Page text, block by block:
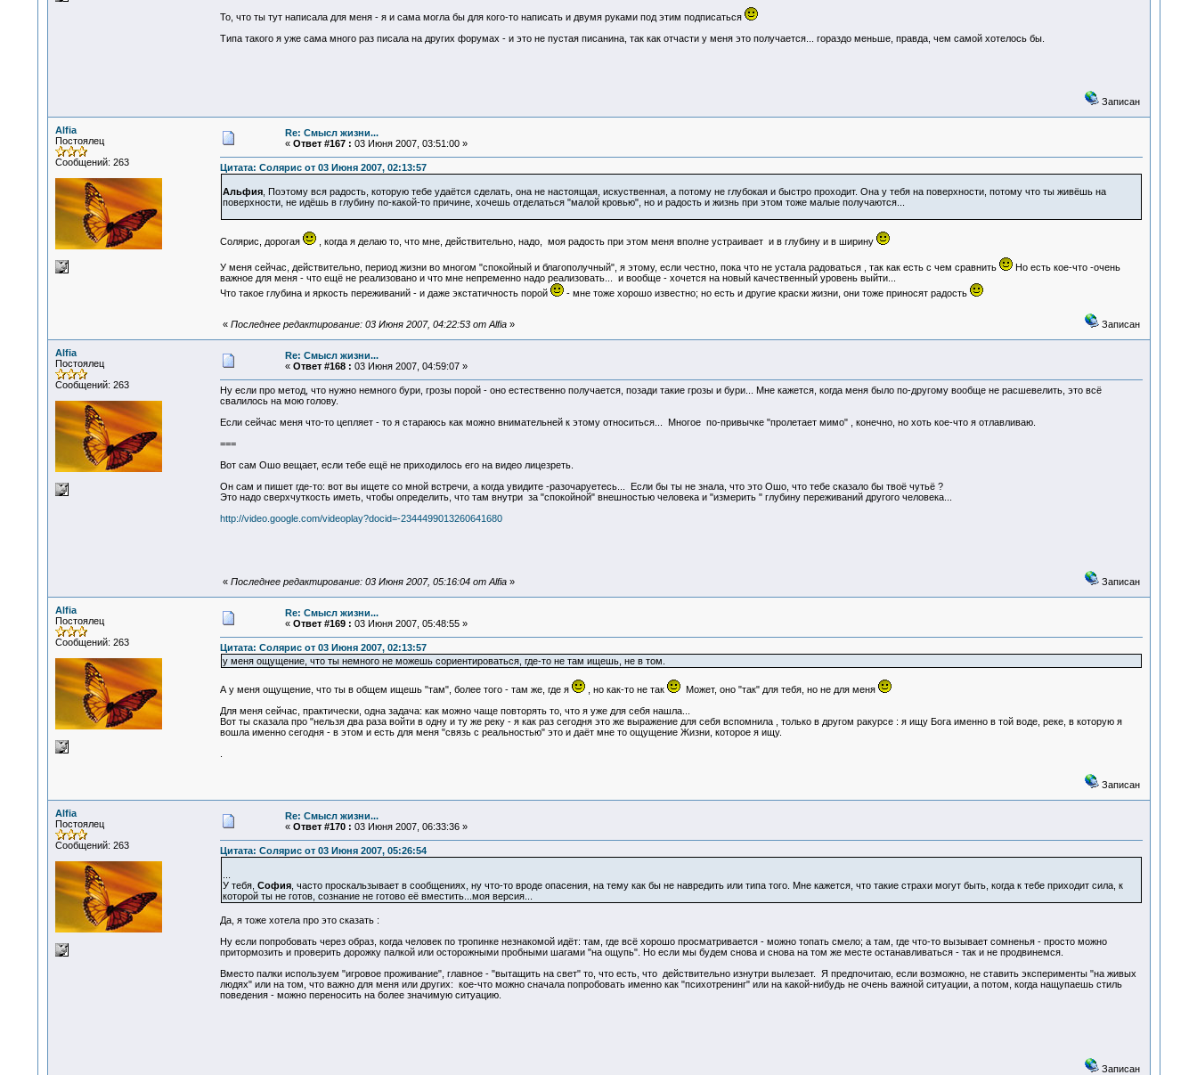
То, что ты тут написала для меня - я и сама могла бы для кого-то написать и двумя руками под этим подписаться
Типа такого я уже сама много раз писала на других форумах - и это не пустая писанина, так как отчасти у меня это получается... гораздо меньше, правда, чем самой хотелось бы.
Записан
Alfia
Постоялец
Сообщений: 263
Re: Смысл жизни...
« Ответ #167 : 03 Июня 2007, 03:51:00 »
Цитата: Солярис от 03 Июня 2007, 02:13:57
Альфия, Поэтому вся радость, которую тебе удаётся сделать, она не настоящая, искуственная, а потому не глубокая и быстро проходит. Она у тебя на поверхности, потому что ты живёшь на
поверхности, не идёшь в глубину по-какой-то причине, хочешь отделаться "малой кровью", но и радость и жизнь при этом тоже малые получаются...
Солярис, дорогая , когда я делаю то, что мне, действительно, надо, моя радость при этом меня вполне устраивает и в глубину и в ширину
У меня сейчас, действительно, период жизни во многом "спокойный и благополучный", я этому, если честно, пока что не устала радоваться , так как есть с чем сравнить
Но есть кое-что -очень
важное для меня - что ещё не реализовано и что мне непременно надо реализовать... и вообще - хочется на новый качественный уровень выйти...
Что такое глубина и яркость переживаний - и даже экстатичность порой
- мне тоже хорошо известно; но есть и другие краски жизни, они тоже приносят радость
« Последнее редактирование: 03 Июня 2007, 04:22:53 от Alfia» Записан
Alfia
Постоялец
Сообщений: 263
Re: Смысл жизни...
« Ответ #168 : 03 Июня 2007, 04:59:07 »
Ну если про метод, что нужно немного бури, грозы порой - оно естественно получается, позади такие грозы и бури... Мне кажется, когда меня было по-другому вообще не расшевелить, это всё
свалилось на мою голову.
Если сейчас меня что-то цепляет - то я стараюсь как можно внимательней к этому относиться... Многое по-привычке "пролетает мимо" , конечно, но хоть кое-что я отлавливаю.
===
Вот сам Ошо вещает, если тебе ещё не приходилось его на видео лицезреть.
Он сам и пишет где-то: вот вы ищете со мной встречи, а когда увидите -разочаруетесь... Если бы ты не знала, что это Ошо, что тебе сказало бы твоё чутьё ?
Это надо сверхчуткость иметь, чтобы определить, что там внутри за "спокойной" внешностью человека и "измерить " глубину переживаний другого человека...
http://video.google.com/videoplay?docid=-2344499013260641680
« Последнее редактирование: 03 Июня 2007, 05:16:04 от Alfia» Записан
Alfia
Постоялец
Сообщений: 263
Re: Смысл жизни...
« Ответ #169 : 03 Июня 2007, 05:48:55 »
Цитата: Солярис от 03 Июня 2007, 02:13:57
у меня ощущение, что ты немного не можешь сориентироваться, где-то не там ищешь, не в том.
А у меня ощущение, что ты в общем ищешь "там", более того - там же, где я , но как-то не так
Может, оно "так" для тебя, но не для меня
Для меня сейчас, практически, одна задача: как можно чаще повторять то, что я уже для себя нашла...
Вот ты сказала про "нельзя два раза войти в одну и ту же реку - я как раз сегодня это же выражение для себя вспомнила , только в другом ракурсе : я ищу Бога именно в той воде, реке, в которую я
вошла именно сегодня - в этом и есть для меня "связь с реальностью" это и даёт мне то ощущение Жизни, которое я ищу.
Записан
Alfia
Постоялец
Сообщений: 263
Re: Смысл жизни...
« Ответ #170 : 03 Июня 2007, 06:33:36 »
Цитата: Солярис от 03 Июня 2007, 05:26:54
У тебя, София, часто проскальзывает в сообщениях, ну что-то вроде опасения, на тему как бы не навредить или типа того. Мне кажется, что такие страхи могут быть, когда к тебе приходит сила, к
которой ты не готов, сознание не готово её вместить...моя версия...
Да, я тоже хотела про это сказать :
Ну если попробовать через образ, когда человек по тропинке незнакомой идёт: там, где всё хорошо просматривается - можно топать смело; а там, где что-то вызывает сомненья - просто можно
притормозить и проверить дорожку палкой или осторожными пробными шагами "на ощупь". Но если мы будем снова и снова на том же месте останавливаться - так и не продвинемся.
Вместо палки используем "игровое проживание", главное - "вытащить на свет" то, что есть, что действительно изнутри вылезает. Я предпочитаю, если возможно, не ставить эксперименты "на живых
людях" или на том, что важно для меня или других: кое-что можно сначала попробовать именно как "психотренинг" или на какой-нибудь не очень важной ситуации, а потом, когда нащупаешь стиль
поведения - можно переносить на более значимую ситуацию.
Записан